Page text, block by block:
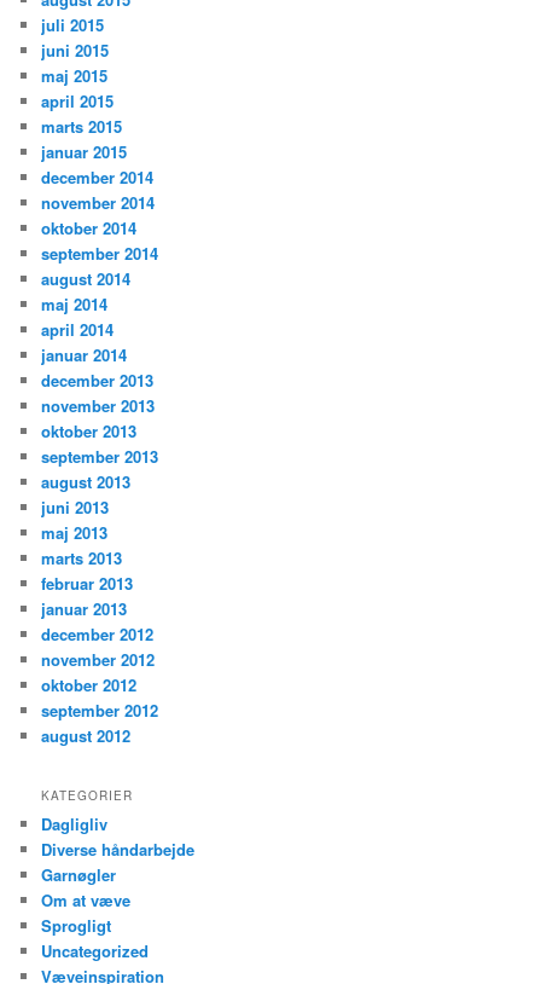
juli 2015
juni 2015
maj 2015
april 2015
marts 2015
januar 2015
december 2014
november 2014
oktober 2014
september 2014
august 2014
maj 2014
april 2014
januar 2014
december 2013
november 2013
oktober 2013
september 2013
august 2013
juni 2013
maj 2013
marts 2013
februar 2013
januar 2013
december 2012
november 2012
oktober 2012
september 2012
august 2012
KATEGORIER
Dagligliv
Diverse håndarbejde
Garnøgler
Om at væve
Sprogligt
Uncategorized
Væveinspiration